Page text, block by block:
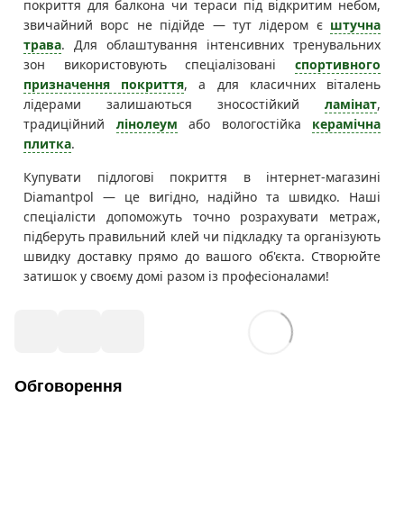
покриття для балкона чи тераси під відкритим небом,
звичайний ворс не підійде — тут лідером є штучна
трава. Для облаштування інтенсивних тренувальних
зон використовують спеціалізовані спортивного
призначення покриття, а для класичних віталень
лідерами залишаються зносостійкий ламінат,
традиційний лінолеум або вологостійка керамічна
плитка.
Купувати підлогові покриття в інтернет-магазині
Diamantpol — це вигідно, надійно та швидко. Наші
спеціалісти допоможуть точно розрахувати метраж,
підберуть правильний клей чи підкладку та організують
швидку доставку прямо до вашого об'єкта. Створюйте
затишок у своєму домі разом із професіоналами!
Обговорення